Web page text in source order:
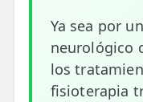
❤️ Ofertas
CONTACTO
Ya sea por
neurológico
los
fisioterapia